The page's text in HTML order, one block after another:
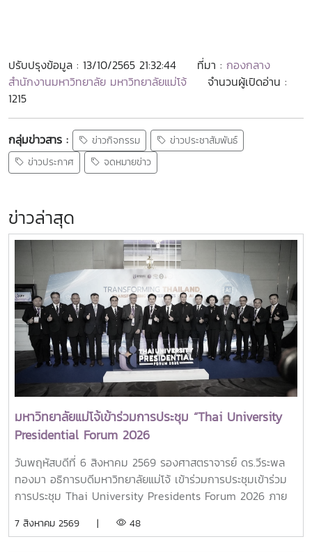
ปรับปรุงข้อมูล : 13/10/2565 21:32:44 ที่มา : กองกลาง
สำนักงานมหาวิทยาลัย มหาวิทยาลัยแม่โจ้
จำนวนผู้เปิดอ่าน :
1215
กลุ่มข่าวสาร : ข่าวกิจกรรม
ข่าวประชาสัมพันธ์
ข่าวประกาศ
จดหมายข่าว
ข่าวล่าสุด
มหาวิทยาลัยแม่โจ้เข้าร่วมการประชุม “Thai University
Presidential Forum 2026
วันพฤหัสบดีที่ 6 สิงหาคม 2569 รองศาสตราจารย์ ดร.วีระพล
ทองมา อธิการบดีมหาวิทยาลัยแม่โจ้ เข้าร่วมการประชุมเข้าร่วม
การประชุม Thai University Presidents Forum 2026 ภาย
ได้รับเกียรติจาก ศาสตราจารย์ ดร.ยศชนัน วงศ์สวัสดิ์ รองนายก
7 สิงหาคม 2569 | 48